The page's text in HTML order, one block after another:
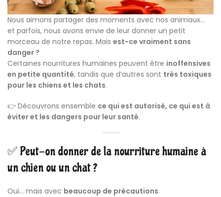
Nous aimons partager des moments avec nos animaux…
et parfois, nous avons envie de leur donner un petit
morceau de notre repas. Mais est-ce vraiment sans
danger ?
Certaines nourritures humaines peuvent être inoffensives
en petite quantité, tandis que d’autres sont très toxiques
pour les chiens et les chats.
👉 Découvrons ensemble ce qui est autorisé, ce qui est à
éviter et les dangers pour leur santé.
✅ Peut-on donner de la nourriture humaine à
un chien ou un chat ?
Oui… mais avec beaucoup de précautions.